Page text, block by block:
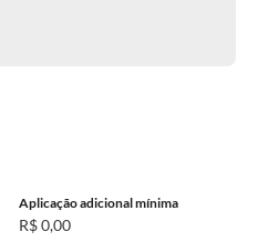
Aplicação adicional mínima
R$ 0,00